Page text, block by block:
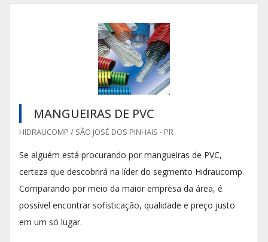
MANGUEIRAS DE PVC
HIDRAUCOMP / SÃO JOSÉ DOS PINHAIS - PR
Se alguém está procurando por mangueiras de PVC,
certeza que descobrirá na líder do segmento Hidraucomp.
Comparando por meio da maior empresa da área, é
possível encontrar sofisticação, qualidade e preço justo
em um só lugar.